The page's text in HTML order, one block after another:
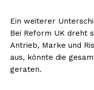
Ein weiterer
Bei Reform UK dreht
Antrieb, Marke und
aus, könnte die
geraten.